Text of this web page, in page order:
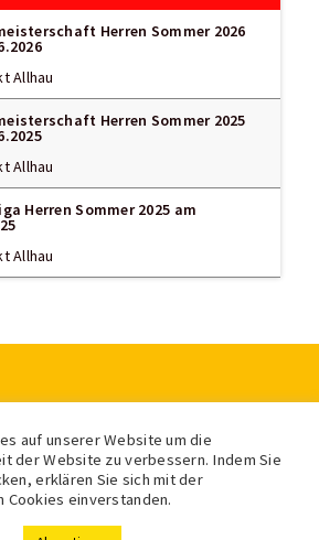
Herren Sommer 2026
Allhau
Herren Sommer 2025
Allhau
Herren Sommer 2025 am
Allhau
Burgenland
auf unserer Website um die
der Website zu verbessern. Indem Sie
erklären Sie sich mit der
Cookies einverstanden.